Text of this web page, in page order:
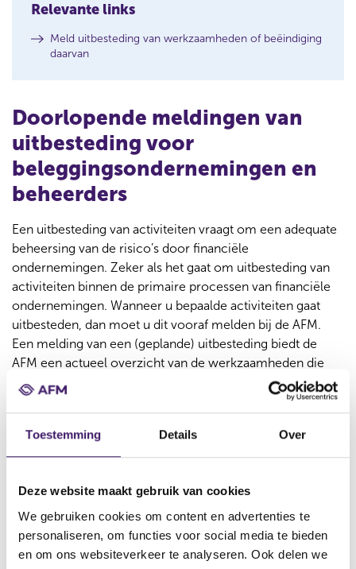
Toestemming Details Over
Deze website maakt gebruik van cookies
We gebruiken cookies om content en advertenties te
personaliseren, om functies voor social media te bieden
en om ons websiteverkeer te analyseren. Ook delen we
Relevante links
Meld uitbesteding van werkzaamheden of beëindiging
daarvan
Doorlopende meldingen van
uitbesteding voor
beleggingsondernemingen en
beheerders
Een uitbesteding van activiteiten vraagt om een adequate
beheersing van de risico’s door financiële
ondernemingen. Zeker als het gaat om uitbesteding van
activiteiten binnen de primaire processen van financiële
ondernemingen. Wanneer u bepaalde activiteiten gaat
uitbesteden, dan moet u dit vooraf melden bij de AFM.
Een melding van een (geplande) uitbesteding biedt de
AFM een actueel overzicht van de werkzaamheden die
worden uitbesteed. Met dit overzicht kan de AFM zorg
dragen voor proactief en risico gestuurd toezicht op
Voor welke ondernemingen
De meldingsprocedure ziet uitsluitend op een melding
van een uitbesteding voor:
Een beheerder van een beleggingsinstelling